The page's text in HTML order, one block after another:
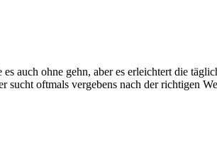
auch ohne gehn, aber es erleichtert die
oftmals vergebens nach der richtigen